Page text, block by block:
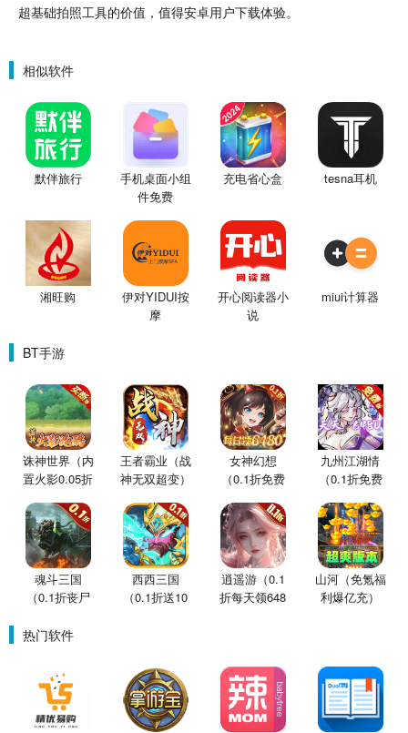
超基础拍照工具的价值，值得安卓用户下载体验。
相似软件
默伴旅行
手机桌面小组
件免费
充电省心盒 tesna耳机
湘旺购
伊对YIDUI按
摩
开心阅读器小
说
miui计算器
BT手游
诛神世界（内
置火影0.05折
王者霸业（战
神无双超变）
女神幻想
（0.1折免费
九州江湖情
（0.1折免费
魂斗三国
（0.1折丧尸
西西三国
（0.1折送10
逍遥游（0.1
折每天领648
山河（免氪福
利爆亿充）
热门软件